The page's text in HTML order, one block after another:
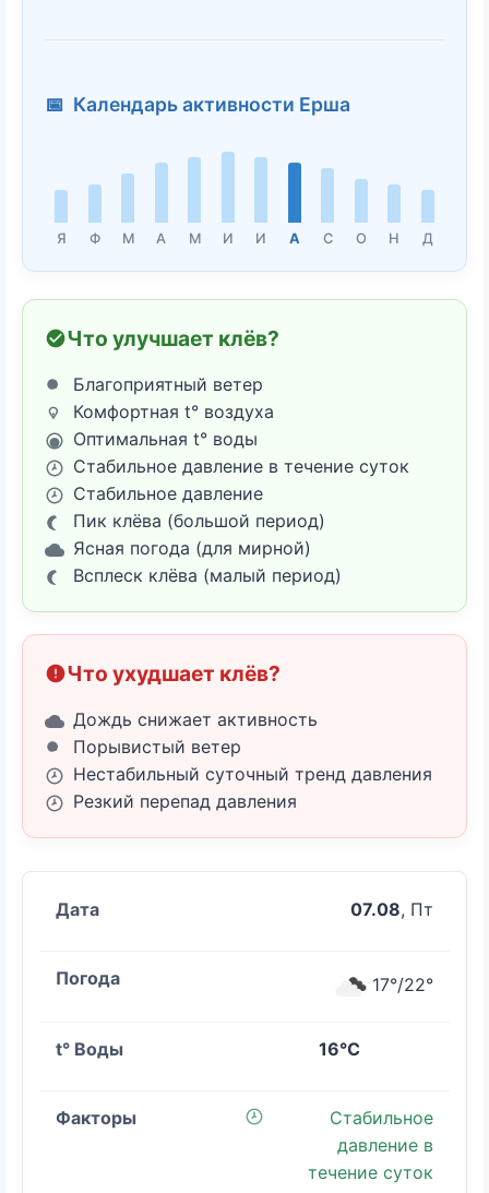
📅 Календарь активности Ерша
Я Ф М А М И И А С О Н Д
Что улучшает клёв?
Благоприятный ветер
Комфортная t° воздуха
Оптимальная t° воды
Стабильное давление в течение суток
Стабильное давление
Пик клёва (большой период)
Ясная погода (для мирной)
Всплеск клёва (малый период)
Что ухудшает клёв?
Дождь снижает активность
Порывистый ветер
Нестабильный суточный тренд давления
Резкий перепад давления
07.08, Пт
17°/22°
16°C
Стабильное
давление в
течение суток